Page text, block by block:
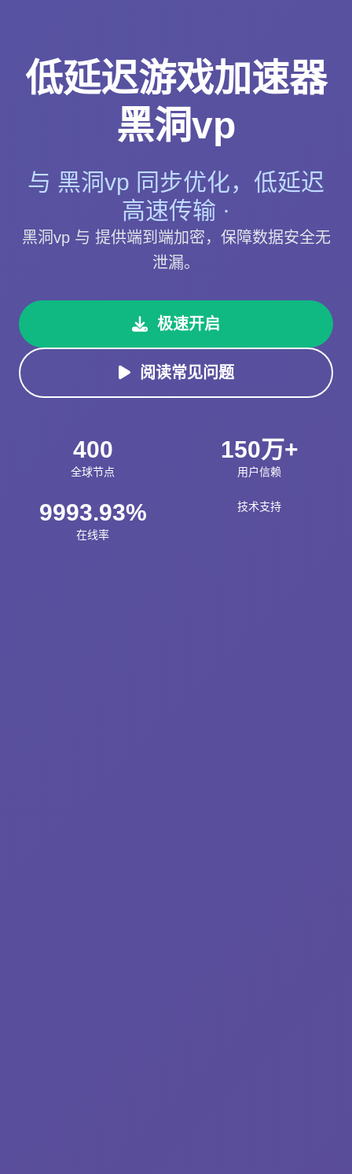
低延迟游戏加速器
黑洞vp
与 黑洞vp 同步优化，低延迟
高速传输 ·
黑洞vp 与 提供端到端加密，保障数据安全无
泄漏。
极速开启
阅读常见问题
400
全球节点
150万+
用户信赖
9993.93%
在线率
技术支持